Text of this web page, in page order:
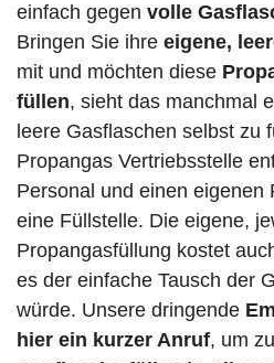
einfach gegen volle
Bringen Sie ihre eigene,
mit und möchten diese
füllen, sieht das manchmal
leere Gasflaschen selbst zu
Propangas Vertriebsstelle
Personal und einen eigenen
eine Füllstelle. Die eigene,
Propangasfüllung kostet
es der einfache Tausch der
würde. Unsere dringende
hier ein kurzer Anruf, um